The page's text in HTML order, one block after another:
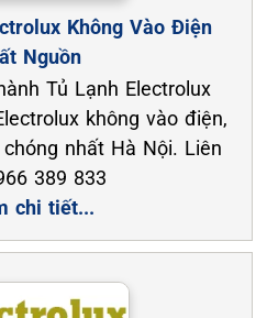
Không Vào Điện
Nguồn
Tủ Lạnh Electrolux
không vào điện,
nhất Hà Nội. Liên
389 833
chi tiết...